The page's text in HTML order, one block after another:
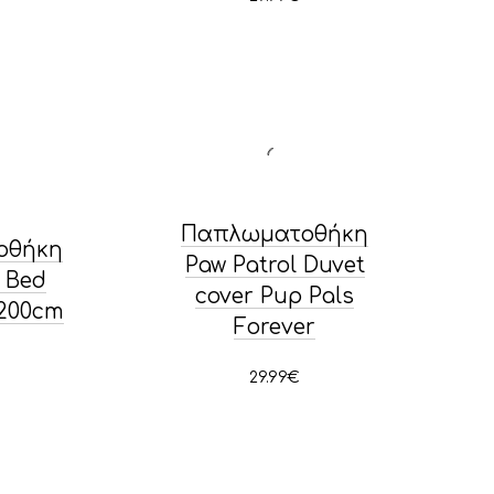
Παπλωματοθήκη
Paw Patrol Duvet
cover Pup Pals
Forever
29.99€